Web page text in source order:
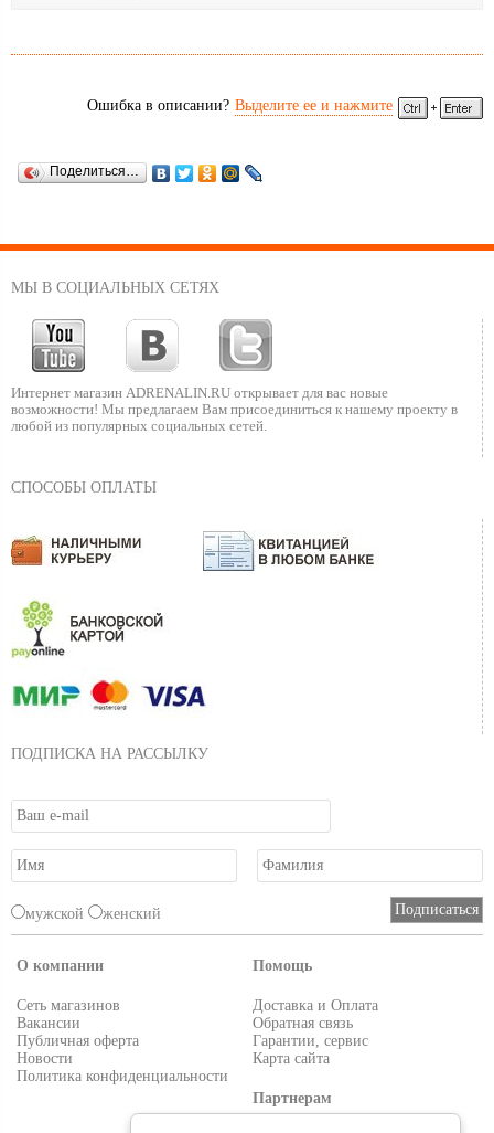
Ошибка в описании? Выделите ее и нажмите
Поделиться…
МЫ В СОЦИАЛЬНЫХ СЕТЯХ
Интернет магазин ADRENALIN.RU открывает для вас новые
возможности! Мы предлагаем Вам присоединиться к нашему проекту в
любой из популярных социальных сетей.
СПОСОБЫ ОПЛАТЫ
ПОДПИСКА НА РАССЫЛКУ
мужской женский
О компании
Сеть магазинов
Вакансии
Публичная оферта
Новости
Политика конфиденциальности
Помощь
Доставка и Оплата
Обратная связь
Гарантии, сервис
Карта сайта
Партнерам